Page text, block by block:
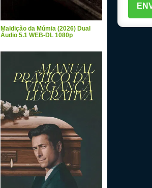
Maldição da Múmia (2026) Dual
Áudio 5.1 WEB-DL 1080p